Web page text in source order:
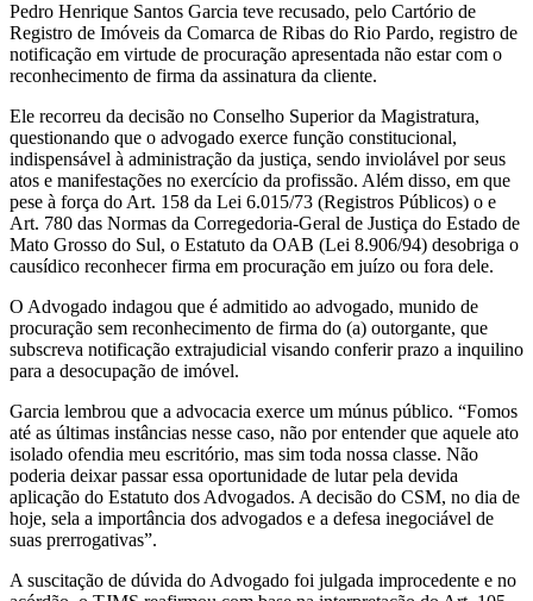
Pedro Henrique Santos Garcia teve recusado, pelo Cartório de
Registro de Imóveis da Comarca de Ribas do Rio Pardo, registro de
notificação em virtude de procuração apresentada não estar com o
reconhecimento de firma da assinatura da cliente.
Ele recorreu da decisão no Conselho Superior da Magistratura,
questionando que o advogado exerce função constitucional,
indispensável à administração da justiça, sendo inviolável por seus
atos e manifestações no exercício da profissão. Além disso, em que
pese à força do Art. 158 da Lei 6.015/73 (Registros Públicos) o e
Art. 780 das Normas da Corregedoria-Geral de Justiça do Estado de
Mato Grosso do Sul, o Estatuto da OAB (Lei 8.906/94) desobriga o
causídico reconhecer firma em procuração em juízo ou fora dele.
O Advogado indagou que é admitido ao advogado, munido de
procuração sem reconhecimento de firma do (a) outorgante, que
subscreva notificação extrajudicial visando conferir prazo a inquilino
para a desocupação de imóvel.
Garcia lembrou que a advocacia exerce um múnus público. “Fomos
até as últimas instâncias nesse caso, não por entender que aquele ato
isolado ofendia meu escritório, mas sim toda nossa classe. Não
poderia deixar passar essa oportunidade de lutar pela devida
aplicação do Estatuto dos Advogados. A decisão do CSM, no dia de
hoje, sela a importância dos advogados e a defesa inegociável de
suas prerrogativas”.
A suscitação de dúvida do Advogado foi julgada improcedente e no